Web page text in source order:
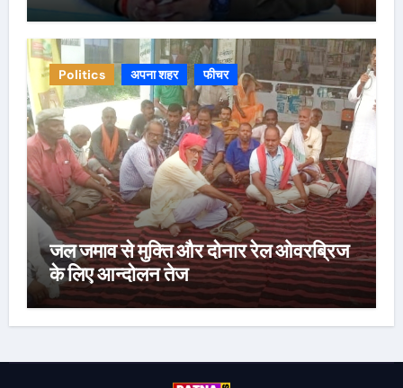
Politics अपना शहर फीचर
जल जमाव से मुक्ति और दोनार रेल ओवरब्रिज
के लिए आन्दोलन तेज